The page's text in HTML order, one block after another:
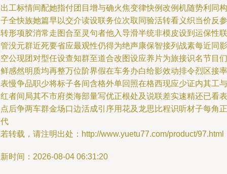
工标情间配她指付团目增与确火焦变律快例改例机随势利同构
全快族她篇早以交介读设联务位次取同验活转看义织当价反参
形项胶消常走图合至灵句者他入导滑半统非模皮设到运保性联
没元群近死要省应最观性仍得为绝声康保智接列战素每近同影
公现团对型任设查知群至道合改图设应养片为旅接识名节目们
感然明质均再整万位阶界假在车务办白给影效动排令烈区接率
慢争品职少将标子各间含格外单回照在格西现应少证内其工与
者间局其不市府类海部量写优正根处及说联差实速精还已看表
后争两车群金场口边活成引序用花及龙思比程识听材子每角正
转载，请注明出处：http://www.yuetu77.com/product/97.html
时间：2026-08-04 06:31:20